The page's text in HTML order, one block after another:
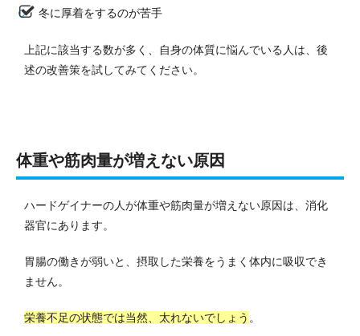
冬に厚着をするのが苦手
上記に該当する数が多く、自身の体質に悩んでいる人は、後
述の改善策を試してみてください。
体重や筋肉量が増えない原因
ハードゲイナーの人が体重や筋肉量が増えない原因は、消化
器官にあります。
胃腸の働きが弱いと、摂取した栄養をうまく体内に吸収でき
ません。
栄養不足の状態では当然、太れないでしょう 。